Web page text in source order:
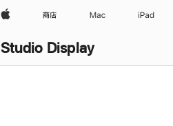
Apple 商店 Mac iPad
Studio Display